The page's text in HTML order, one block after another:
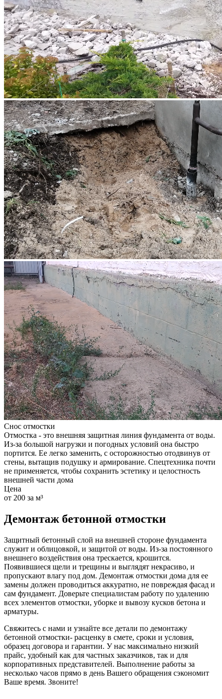
Снос отмостки
Отмостка - это внешняя защитная линия фундамента от воды.
Из-за большой нагрузки и погодных условий она быстро
портится. Ее легко заменить, с осторожностью отодвинув от
стены, вытащив подушку и армирование. Спецтехника почти
не применяется, чтобы сохранить эстетику и целостность
внешней части дома
Цена
от 200 за м³
Демонтаж бетонной отмостки
Защитный бетонный слой на внешней стороне фундамента
служит и облицовкой, и защитой от воды. Из-за постоянного
внешнего воздействия она трескается, крошится.
Появившиеся щели и трещины и выглядят некрасиво, и
пропускают влагу под дом. Демонтаж отмостки дома для ее
замены должен проводиться аккуратно, не повреждая фасад и
сам фундамент. Доверьте специалистам работу по удалению
всех элементов отмостки, уборке и вывозу кусков бетона и
арматуры.
Свяжитесь с нами и узнайте все детали по демонтажу
бетонной отмостки- расценку в смете, сроки и условия,
образец договора и гарантии. У нас максимально низкий
прайс, удобный как для частных заказчиков, так и для
корпоративных представителей. Выполнение работы за
несколько часов прямо в день Вашего обращения сэкономит
Ваше время. Звоните!